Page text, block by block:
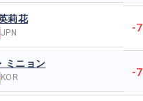
莉花
JPN -7
ミニョン
KOR -7